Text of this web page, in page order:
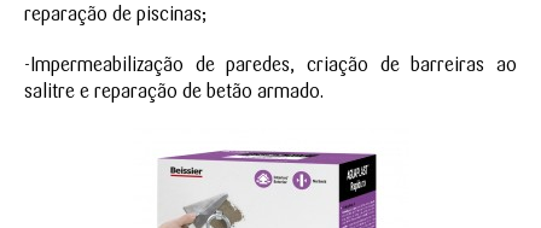
reparação de piscinas;
-Impermeabilização de paredes, criação de barreiras ao
salitre e reparação de betão armado.